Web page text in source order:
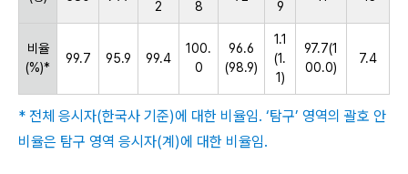
2 8 9
비율
(%)*
99.7 95.9 99.4
100.
0
96.6
(98.9)
1.1
(1.
1)
97.7(1
00.0)
7.4
* 전체 응시자(한국사 기준)에 대한 비율임. ‘탐구’ 영역의 괄호 안
비율은 탐구 영역 응시자(계)에 대한 비율임.